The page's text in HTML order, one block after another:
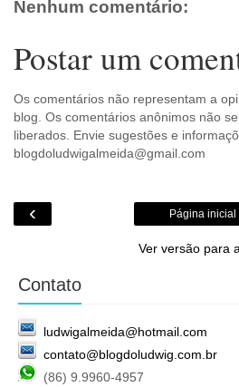
Nenhum comentário:
Postar um
Os comentários não representam a
blog. Os comentários anônimos não
liberados. Envie sugestões e
blogdoludwigalmeida@gmail.com
‹ Página inicial
Ver versão para
Contato
ludwigalmeida@hotmail.com
contato@blogdoludwig.com.br
(86) 9.9960-4957